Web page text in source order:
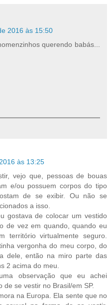
2016 às 15:50
querendo babás...
às 13:25
vejo que, pessoas de bouas
e/ou possuem corpos do tipo
de se exibir. Ou não se
a isso.
gostava de colocar um vestido
de vez em quando, quando eu
território virtualmente seguro.
vergonha do meu corpo, do
dele, então na miro parte das
2 acima do meu.
observação que eu achei
se vestir no Brasil/em SP.
na Europa. Ela sente que no